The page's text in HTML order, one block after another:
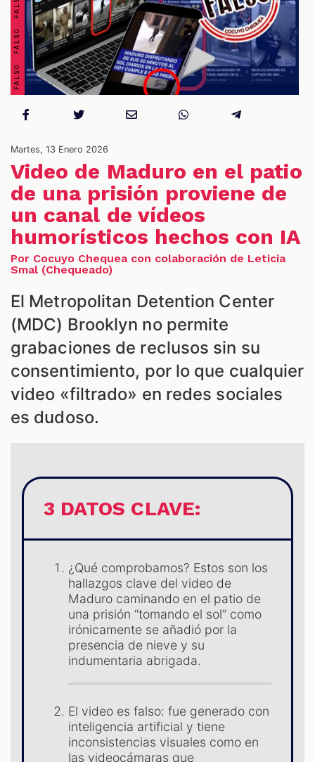
Martes, 13 Enero 2026
Video de Maduro en el patio
de una prisión proviene de
un canal de vídeos
humorísticos hechos con IA
Por Cocuyo Chequea con colaboración de Leticia
Smal (Chequeado)
El Metropolitan Detention Center
(MDC) Brooklyn no permite
grabaciones de reclusos sin su
consentimiento, por lo que cualquier
video «filtrado» en redes sociales
es dudoso.
3 DATOS CLAVE:
¿Qué comprobamos? Estos son los
hallazgos clave del video de
Maduro caminando en el patio de
una prisión “tomando el sol” como
irónicamente se añadió por la
presencia de nieve y su
indumentaria abrigada.
El video es falso: fue generado con
inteligencia artificial y tiene
inconsistencias visuales como en
las videocámaras que